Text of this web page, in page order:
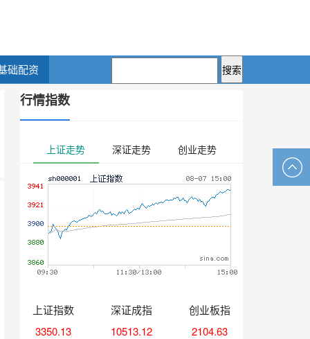
础配资
行情指数
上证走势 深证走势 创业走势
上证指数
3350.13
深证成指
10513.12
创业板指
2104.63